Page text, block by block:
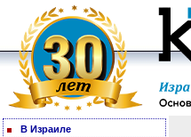
В Израиле